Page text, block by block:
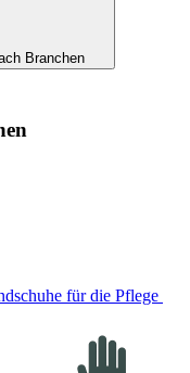
Branchen
für die Pflege